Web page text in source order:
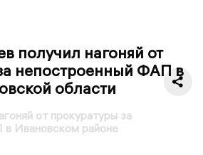
получил нагоняй от
непостроенный ФАП в
области
от прокуратуры за
Ивановском районе